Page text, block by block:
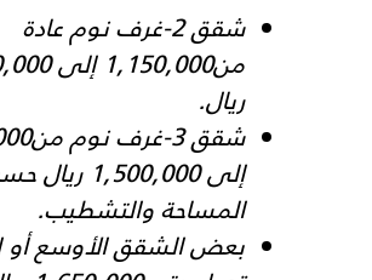
شقق 2-غرف نوم عادة
ريال.
شقق 3-
إلى 1,500,000
المساحة والتشطيب.
بعض الشقق الأوسع أو